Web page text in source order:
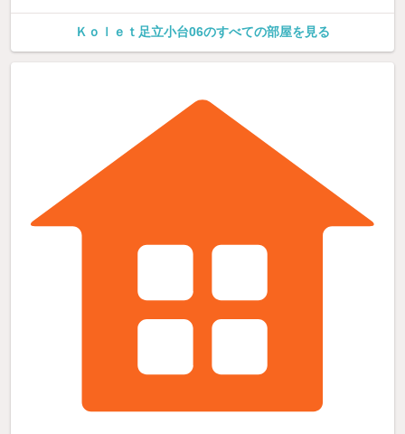
Ｋｏｌｅｔ足立小台06のすべての部屋を見る